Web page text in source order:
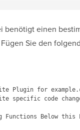
benötigt einen
Sie den
Plugin for
specific code
Functions Below this